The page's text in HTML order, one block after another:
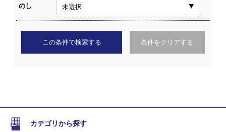
のし
この条件で検索する 条件をクリアする
カテゴリから探す